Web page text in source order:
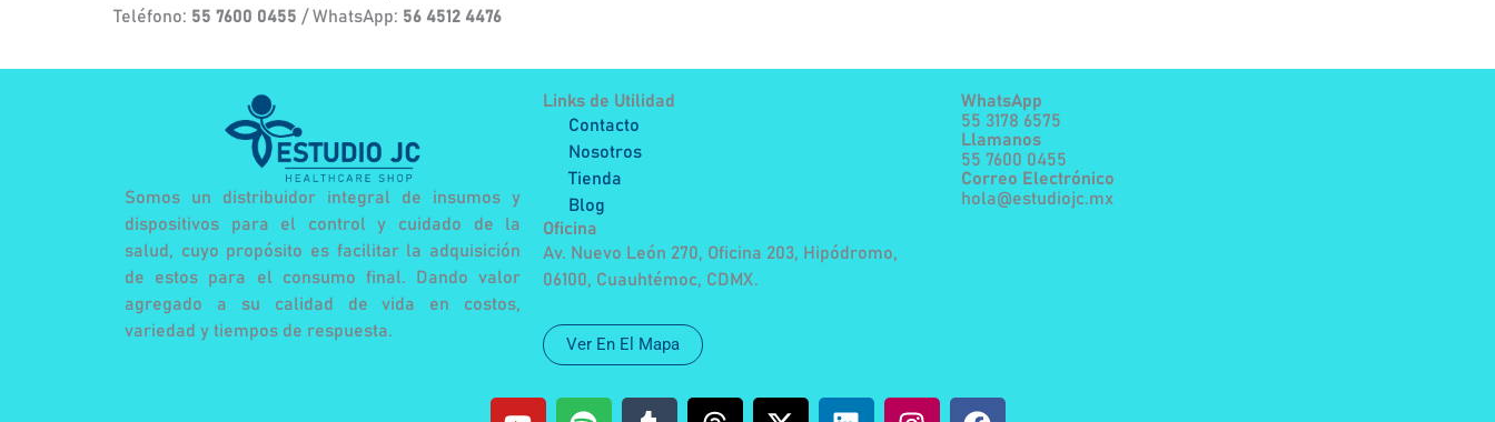
Teléfono: 55 7600 0455 / WhatsApp: 56 4512 4476
Somos un distribuidor integral de insumos y
dispositivos para el control y cuidado de la
salud, cuyo propósito es facilitar la adquisición
de estos para el consumo final. Dando valor
agregado a su calidad de vida en costos,
variedad y tiempos de respuesta.
Links de Utilidad
Contacto
Nosotros
Tienda
Blog
Oficina
Av. Nuevo León 270, Oficina 203, Hipódromo,
06100, Cuauhtémoc, CDMX.
Ver En El Mapa
WhatsApp
55 3178 6575
Llamanos
55 7600 0455
Correo Electrónico
hola@estudiojc.mx
Y S T T X L I F